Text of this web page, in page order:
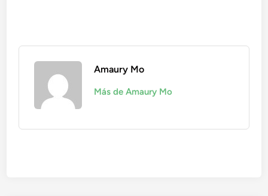
Amaury Mo
Más de Amaury Mo